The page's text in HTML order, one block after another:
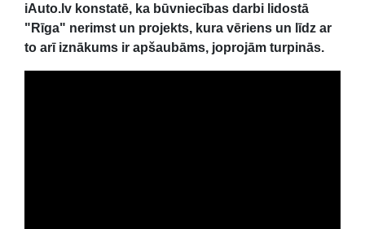
iAuto.lv konstatē, ka būvniecības darbi lidostā
"Rīga" nerimst un projekts, kura vēriens un līdz ar
to arī iznākums ir apšaubāms, joprojām turpinās.